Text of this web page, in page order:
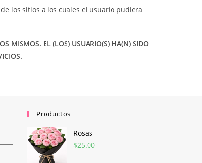
los sitios a los cuales el usuario pudiera
MISMOS. EL (LOS) USUARIO(S) HA(N) SIDO
Productos
Rosas
$25.00